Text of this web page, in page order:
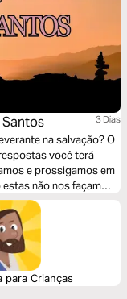
3 Dias
na salvação? O
você terá
e prossigamos em
não nos façam
para Crianças